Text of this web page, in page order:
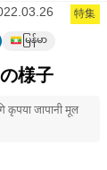
特集
မြန်မာ
様子
कृपया जापानी मूल